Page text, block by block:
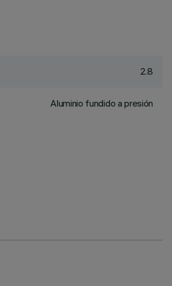
2.8
Aluminio fundido a presión